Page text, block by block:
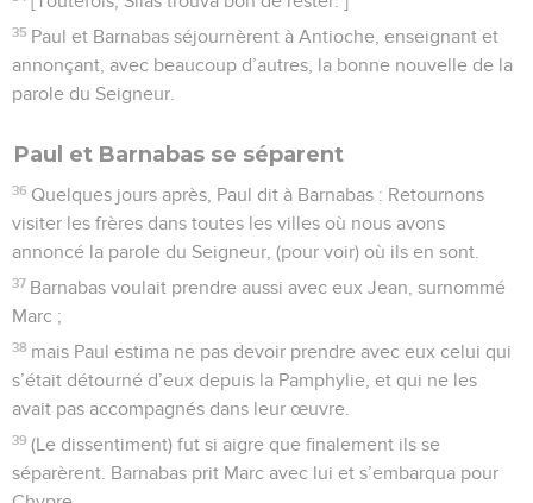
35 Paul et Barnabas séjournèrent à Antioche, enseignant et
annonçant, avec beaucoup d’autres, la bonne nouvelle de la
parole du Seigneur.
Paul et Barnabas se séparent
36 Quelques jours après, Paul dit à Barnabas : Retournons
visiter les frères dans toutes les villes où nous avons
annoncé la parole du Seigneur, (pour voir) où ils en sont.
37 Barnabas voulait prendre aussi avec eux Jean, surnommé
Marc ;
38 mais Paul estima ne pas devoir prendre avec eux celui qui
s’était détourné d’eux depuis la Pamphylie, et qui ne les
avait pas accompagnés dans leur œuvre.
39 (Le dissentiment) fut si aigre que finalement ils se
séparèrent. Barnabas prit Marc avec lui et s’embarqua pour